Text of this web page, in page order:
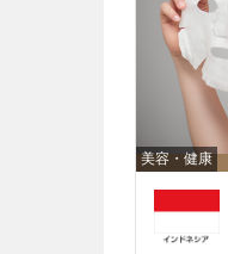
美容・健康